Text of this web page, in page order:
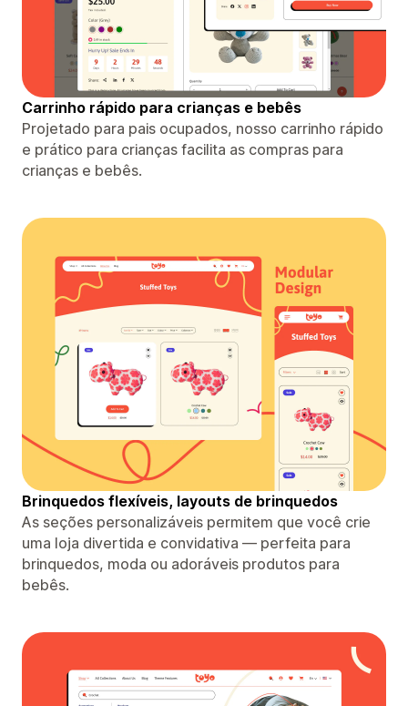
Carrinho rápido para crianças e bebês
Projetado para pais ocupados, nosso carrinho rápido
e prático para crianças facilita as compras para
crianças e bebês.
Brinquedos flexíveis, layouts de brinquedos
As seções personalizáveis ​​permitem que você crie
uma loja divertida e convidativa — perfeita para
brinquedos, moda ou adoráveis ​​produtos para
bebês.